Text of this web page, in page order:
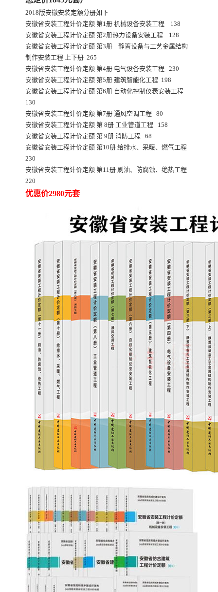
2018版安徽安装定额分册如下
安徽省安装工程计价定额 第1册 机械设备安装工程 138
安徽省安装工程计价定额 第2册热力设备安装工程 128
安徽省安装工程计价定额 第3册 静置设备与工艺金属结构
制作安装工程 上下册 265
安徽省安装工程计价定额 第4册 电气设备安装工程 230
安徽省安装工程计价定额 第5册 建筑智能化工程 198
安徽省安装工程计价定额 第6册 自动化控制仪表安装工程
130
安徽省安装工程计价定额 第7册 通风空调工程 80
安徽省安装工程计价定额 第 8册 工业管道工程 158
安徽省安装工程计价定额 第 9册 消防工程 68
安徽省安装工程计价定额 第10册 给排水、采暖、燃气工程
230
安徽省安装工程计价定额 第11册 刷油、防腐蚀、绝热工程
220
优惠价2980元套